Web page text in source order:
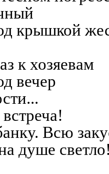
крышкой
к хозяевам
вечер
Всю
душе